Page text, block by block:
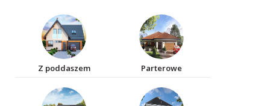
Z poddaszem Parterowe